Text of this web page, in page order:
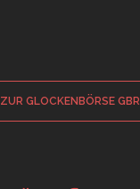
ZUR GLOCKENBÖRSE GBR